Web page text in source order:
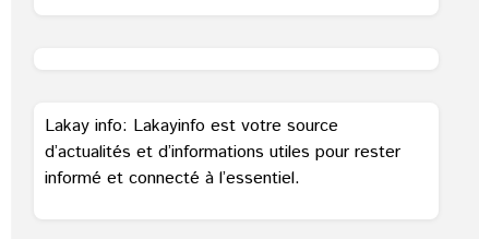
Lakay info: Lakayinfo est votre source
d’actualités et d’informations utiles pour rester
informé et connecté à l’essentiel.